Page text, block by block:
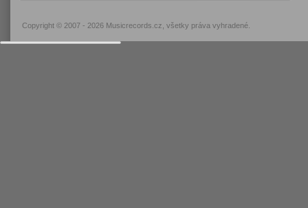
Copyright © 2007 - 2026 Musicrecords.cz , všetky práva vyhradené.